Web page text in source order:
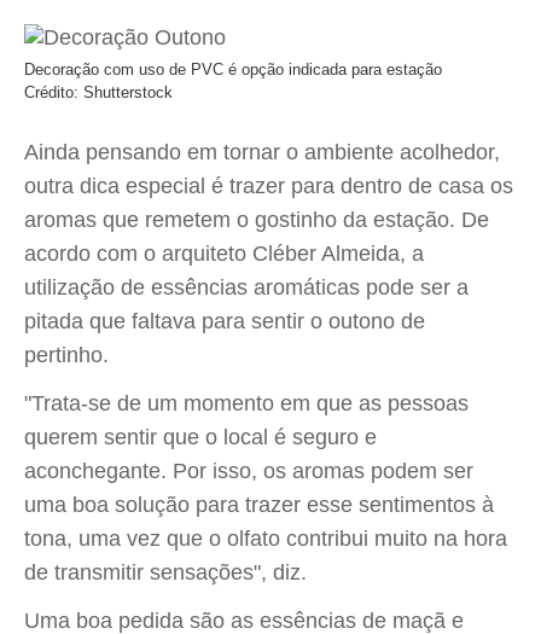
Decoração com uso de PVC é opção indicada para estação
Crédito: Shutterstock
Ainda pensando em tornar o ambiente acolhedor,
outra dica especial é trazer para dentro de casa os
aromas que remetem o gostinho da estação. De
acordo com o arquiteto Cléber Almeida, a
utilização de essências aromáticas pode ser a
pitada que faltava para sentir o outono de
pertinho.
"Trata-se de um momento em que as pessoas
querem sentir que o local é seguro e
aconchegante. Por isso, os aromas podem ser
uma boa solução para trazer esse sentimentos à
tona, uma vez que o olfato contribui muito na hora
de transmitir sensações", diz.
Uma boa pedida são as essências de maçã e